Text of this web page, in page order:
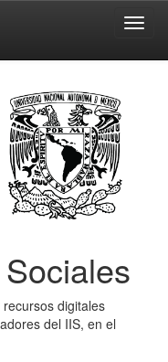
digitales
del IIS, en el